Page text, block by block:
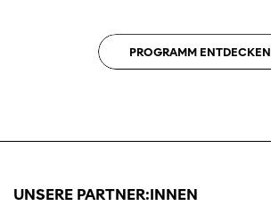
PROGRAMM ENTDECKEN
UNSERE PARTNER:INNEN